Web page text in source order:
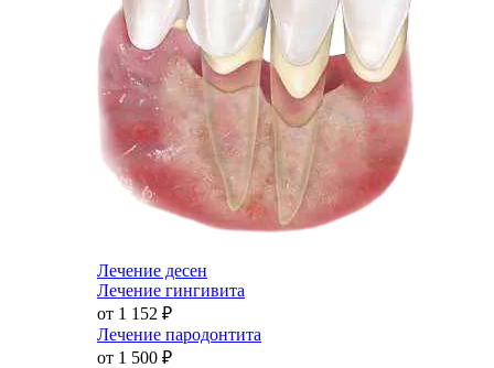
Лечение десен
Лечение гингивита
от 1 152 ₽
Лечение пародонтита
от 1 500 ₽